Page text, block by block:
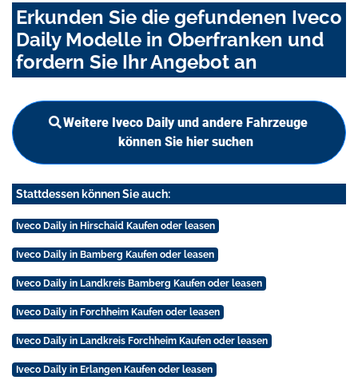
Erkunden Sie die gefundenen Iveco
Daily Modelle in Oberfranken und
fordern Sie Ihr Angebot an
Weitere Iveco Daily und andere Fahrzeuge
können Sie hier suchen
Stattdessen können Sie auch:
Iveco Daily in Hirschaid Kaufen oder leasen
Iveco Daily in Bamberg Kaufen oder leasen
Iveco Daily in Landkreis Bamberg Kaufen oder leasen
Iveco Daily in Forchheim Kaufen oder leasen
Iveco Daily in Landkreis Forchheim Kaufen oder leasen
Iveco Daily in Erlangen Kaufen oder leasen